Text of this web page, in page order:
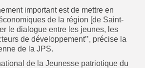
important est de mettre en
de la région [de Saint-
le dialogue entre les jeunes, les
de développement’’, précise la
de la JPS.
de la Jeunesse patriotique du